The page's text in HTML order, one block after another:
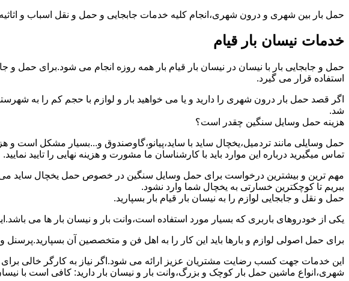
حمل بار بین شهری و درون شهری،انجام کلیه خدمات جابجایی و حمل و نقل اسباب و اثاثیه
خدمات نیسان بار قیام
استفاده قرار می گیرد.
اگر قصد حمل بار درون شهری را دارید و یا می خواهید بار و لوازم با حجم کم را به
شد.
هزینه حمل وسایل سنگین چقدر است؟
حمل وسایلی مانند تردمیل،یخچال ساید با ساید،پیانو،گاوصندوق و...بسیار مشکل است
تماس میگیرید درباره این موارد باید با کارشناسان ما مشورت و هزینه نهایی را تایید نمایید.
مهم ترین و بیشترین درخواست برای حمل وسایل سنگین در خصوص حمل یخچال ساید می
ببریم تا کوچکترین خسارتی به یخچال شما وارد نشود.
حمل و نقل و جابجایی لوازم را به نیسان بار قیام بار بسپارید.
یکی از خودروهای باربری که بسیار مورد استفاده است،وانت بار و نیسان بار ها می
برای حمل اصولی لوازم و بارها باید این کار را به اهل فن و متخصصین آن بسپارید.پرسنل
این خدمات جهت کسب رضایت مشتریان عزیز ارائه می شود.اگر نیاز به کارگر خالی
شهری،انواع ماشین حمل بار کوچک و بزرگ،وانت بار و نیسان بار دارید: کافی است با